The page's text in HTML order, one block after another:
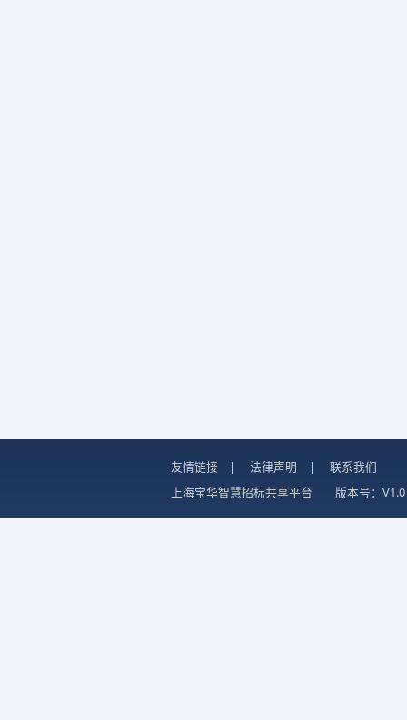
友情链接 | 法律声明 |
联系我们
上海宝华智慧招标共享平台
版本号：V1.0